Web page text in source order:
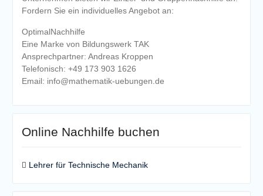
Fordern Sie ein individuelles Angebot an:
OptimalNachhilfe
Eine Marke von Bildungswerk TAK
Ansprechpartner: Andreas Kroppen
Telefonisch: +49 173 903 1626
Email: info@mathematik-uebungen.de
Online Nachhilfe buchen
Lehrer für Technische Mechanik